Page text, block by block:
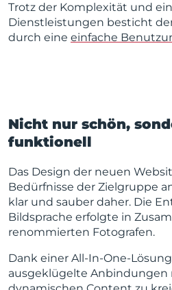
Trotz der Komplexität und
Dienstleistungen besticht
durch eine einfache
Nicht nur schön,
funktionell
Das Design der neuen
Bedürfnisse der Zielgruppe
klar und sauber daher. Die
Bildsprache erfolgte in
renommierten Fotografen.
Dank einer All-In-One-
ausgeklügelte Anbindungen